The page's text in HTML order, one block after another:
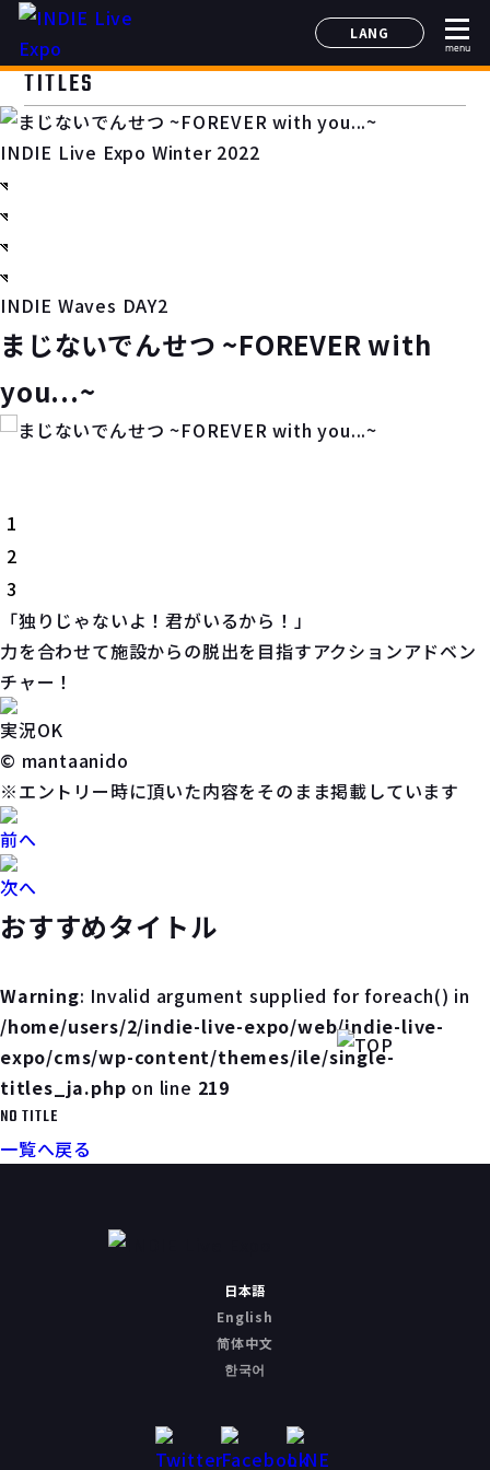
LANG
日本語
简体中文
menu
TITLES
INDIE Live Expo Winter 2022
INDIE Waves DAY2
まじないでんせつ ~FOREVER with
you...~
1
2
3
「独りじゃないよ！君がいるから！」
力を合わせて施設からの脱出を目指すアクションアドベン
チャー！
実況OK
© mantaanido
※エントリー時に頂いた内容をそのまま掲載しています
前へ
次へ
おすすめタイトル
Warning: Invalid argument supplied for foreach() in
/home/users/2/indie-live-expo/web/indie-live-
expo/cms/wp-content/themes/ile/single-
titles_ja.php on line 219
NO TITLE
一覧へ戻る
日本語
English
简体中文
한국어